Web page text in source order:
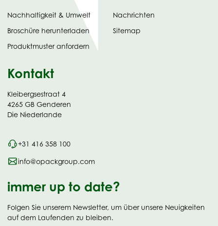
Nachhaltigkeit & Umwelt
Broschüre herunterladen
in
new
Produktmuster anfordern
Nachrichten
Sitemap
Kontakt
Kleibergsestraat 4
4265 GB Genderen
Die Niederlande
+31 416 358 100
info@opackgroup.com
immer up to date?
Folgen Sie unserem Newsletter, um über unsere Neuigkeiten
auf dem Laufenden zu bleiben.